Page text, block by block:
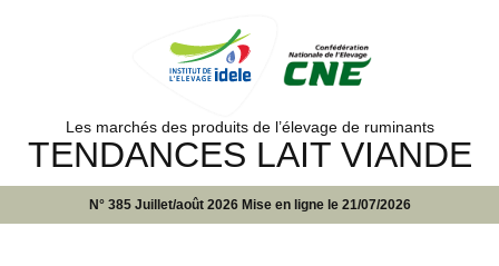
Les marchés des produits de l’élevage de ruminants
TENDANCES LAIT VIANDE
N° 385 Juillet/août 2026 Mise en ligne le 21/07/2026